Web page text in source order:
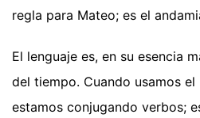
regla para Mateo; es el
El lenguaje es, en su esencia
del tiempo. Cuando usamos
estamos conjugando verbos;